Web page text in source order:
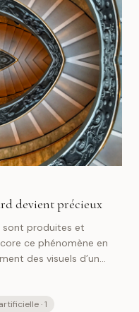
devient précieux
sont produites et
ce phénomène en
des visuels d’un
les images
la sensibilité et
· 1